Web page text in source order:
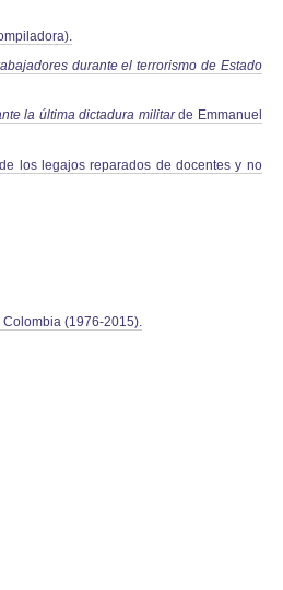
durante el terrorismo de Estado
la última dictadura militarde Emmanuel
los legajos reparados de docentes y no
(1976-2015).